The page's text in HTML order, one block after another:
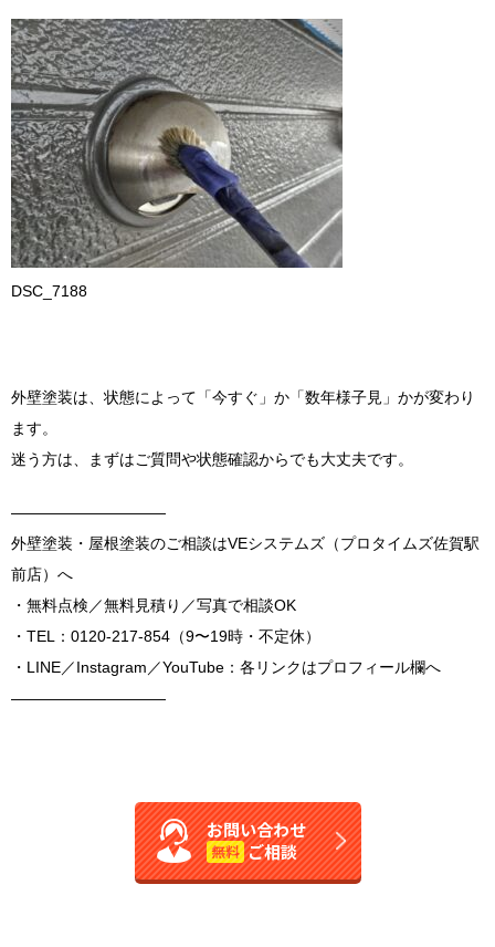
DSC_7188
外壁塗装は、状態によって「今すぐ」か「数年様子見」かが変わり
ます。
迷う方は、まずはご質問や状態確認からでも大丈夫です。
――――――――――
外壁塗装・屋根塗装のご相談はVEシステムズ（プロタイムズ佐賀駅
前店）へ
・無料点検／無料見積り／写真で相談OK
・TEL：0120-217-854（9〜19時・不定休）
・LINE／Instagram／YouTube：各リンクはプロフィール欄へ
――――――――――
お問い合わせ
無料 ご相談